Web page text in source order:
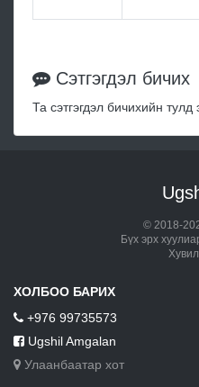
Сэтгэгдэл бичих
Та сэтгэгдэл бичихийн тулд
© 2018-
Бүх эрх
ХОЛБОО БАРИХ
+976 99735573
Ugshil Amgalan
Улаанбаатар хот